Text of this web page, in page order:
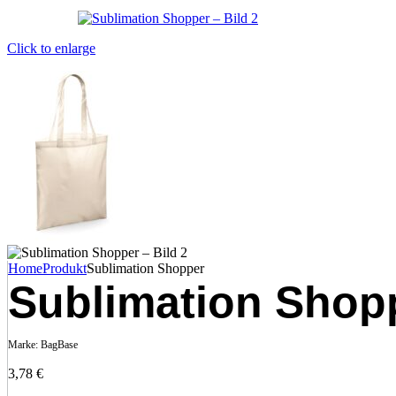
Click to enlarge
HomeProduktSublimation Shopper
Sublimation
Marke: BagBase
3,78 €